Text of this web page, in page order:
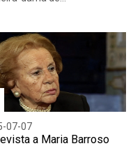
07-07
a Maria Barroso